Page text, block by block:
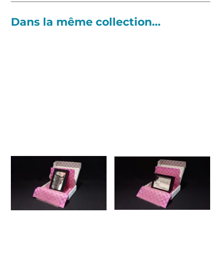
Dans la même collection…